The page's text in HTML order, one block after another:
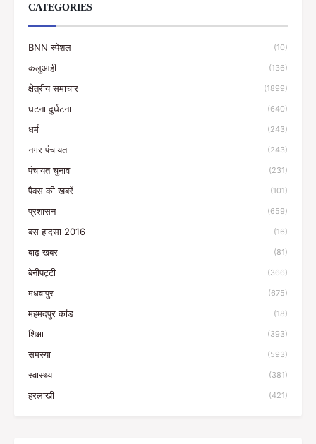
CATEGORIES
BNN स्पेशल (10)
कलुआही (136)
क्षेत्रीय समाचार (1899)
घटना दुर्घटना (640)
धर्म (243)
नगर पंचायत (243)
पंचायत चुनाव (231)
पैक्स की खबरें (101)
प्रशासन (659)
बस हादसा 2016 (16)
बाढ़ खबर (81)
बेनीपट्टी (366)
मधवापुर (675)
महमदपुर कांड (18)
शिक्षा (393)
समस्या (593)
स्वास्थ्य (381)
हरलाखी (421)